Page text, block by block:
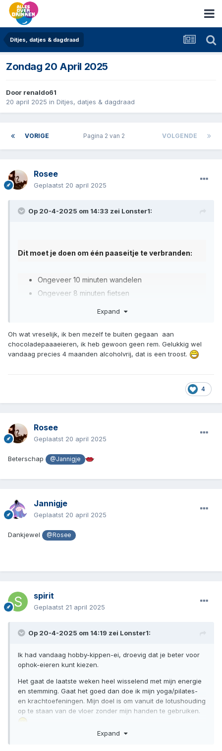
Ditjes, datjes & dagdraad
Zondag 20 April 2025
Door renaldo61
20 april 2025 in Ditjes, datjes & dagdraad
VORIGE VOLGENDE
Pagina 2 van 2
Rosee
Geplaatst 20 april 2025
Op 20-4-2025 om 14:33 zei Lonster1:
Dit moet je doen om één paaseitje te verbranden:
Ongeveer 10 minuten wandelen
Ongeveer 8 minuten fietsen
Ongeveer 20 minuten staan
Expand
Oh wat vreselijk, ik ben mezelf te buiten gegaan aan
chocoladepaaaeieren, ik heb gewoon geen rem. Gelukkig wel
vandaag precies 4 maanden alcoholvrij, dat is een troost.
4
Rosee
Geplaatst 20 april 2025
Beterschap @Jannigje
Jannigje
Geplaatst 20 april 2025
Dankjewel @Rosee
spirit
Geplaatst 21 april 2025
Op 20-4-2025 om 14:19 zei Lonster1:
Ik had vandaag hobby-kippen-ei, droevig dat je beter voor
ophok-eieren kunt kiezen.
Het gaat de laatste weken heel wisselend met mijn energie
en stemming. Gaat het goed dan doe ik mijn yoga/pilates-
en krachtoefeningen. Mijn doel is om vanuit de lotushouding
op te staan van de vloer zonder mijn handen te gebruiken.
Gaat het wat minder, dan slaap ik veel en kijk veel op
Expand